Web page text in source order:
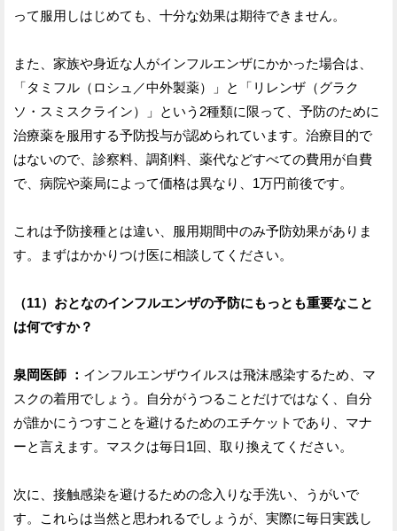
って服用しはじめても、十分な効果は期待できません。
また、家族や身近な人がインフルエンザにかかった場合は、
「タミフル（ロシュ／中外製薬）」と「リレンザ（グラク
ソ・スミスクライン）」という2種類に限って、予防のために
治療薬を服用する予防投与が認められています。治療目的で
はないので、診察料、調剤料、薬代などすべての費用が自費
で、病院や薬局によって価格は異なり、1万円前後です。
これは予防接種とは違い、服用期間中のみ予防効果がありま
す。まずはかかりつけ医に相談してください。
（11）おとなのインフルエンザの予防にもっとも重要なこと
は何ですか？
泉岡医師 ： インフルエンザウイルスは飛沫感染するため、マ
スクの着用でしょう。自分がうつることだけではなく、自分
が誰かにうつすことを避けるためのエチケットであり、マナ
ーと言えます。マスクは毎日1回、取り換えてください。
次に、接触感染を避けるための念入りな手洗い、うがいで
す。これらは当然と思われるでしょうが、実際に毎日実践し